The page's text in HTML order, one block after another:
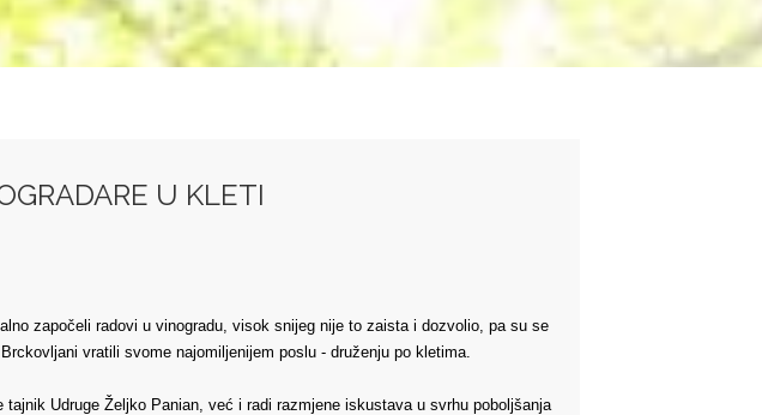
U KLETI
započeli radovi u vinogradu, visok snijeg nije to zaista i dozvolio, pa su se
vratili svome najomiljenijem poslu - druženju po kletima.
Udruge Željko Panian, već i radi razmjene iskustava u svrhu poboljšanja